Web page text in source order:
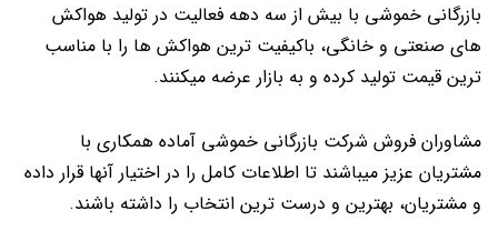
بازرگانی خموشی با بیش از سه دهه فعالیت در تولید هواکش
های صنعتی و خانگی، باکیفیت ترین هواکش ها را با مناسب
ترین قیمت تولید کرده و به بازار عرضه میکنند.
مشاوران فروش شرکت بازرگانی خموشی آماده همکاری با
مشتریان عزیز میباشند تا اطلاعات کامل را در اختیار آنها قرار داده
و مشتریان، بهترین و درست ترین انتخاب را داشته باشند.